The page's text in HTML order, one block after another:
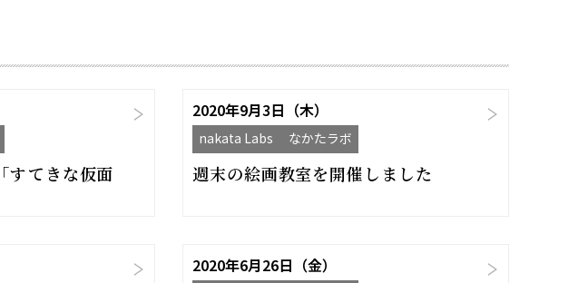
すてきな仮面
2020年9月3日（木）
nakata Labs なかたラボ
週末の絵画教室を開催しました
2020年6月26日（金）